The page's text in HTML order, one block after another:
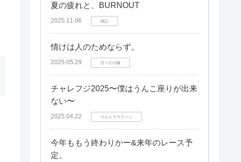
夏の疲れと、BURNOUT
2025.11.06 雑記
情けは人のためならず。
2025.05.29 日々の小噺
チャレフジ2025〜僕はうんこ座りが出来
ない〜
2025.04.22 ウルトラマラソン
今年ももう終わりかー&来年のレース予
定。